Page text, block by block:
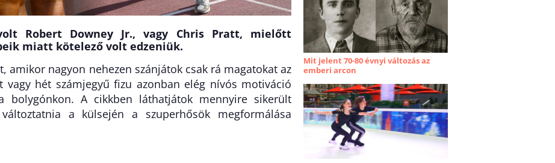
Robert Downey Jr., vagy Chris Pratt, mielőtt
miatt kötelező volt edzeniük.
amikor nagyon nehezen szánjátok csak rá magatokat az
vagy hét számjegyű fizu azonban elég nívós motiváció
bolygónkon. A cikkben láthatjátok mennyire sikerült
a külsején a szuperhősök megformálása
Mit jelent 70-80 évnyi változás az
emberi arcon